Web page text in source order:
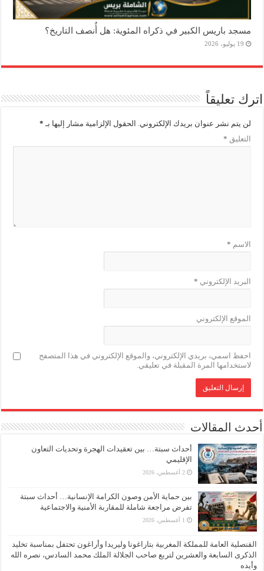
مسجد باريس الكبير في ذكراه المئوية: هل أُنصف التاريخ؟
19 يوليو، 2026
اترك تعليقاً
لن يتم نشر عنوان بريدك الإلكتروني. الحقول الإلزامية مشار إليها بـ *
التعليق *
الاسم *
البريد الإلكتروني *
الموقع الإلكتروني
احفظ اسمي، بريدي الإلكتروني، والموقع الإلكتروني في هذا المتصفح
لاستخدامها المرة المقبلة في تعليقي.
أحدث المقالات
أحداث سبتة… بين تعقيدات الهجرة وتحديات التعاون
الإقليمي
2 أغسطس، 2026
بين حماية الأمن وصون الكرامة الإنسانية… أحداث سبتة
تفرض مراجعة شاملة للمقاربة الأمنية والاجتماعية
1 أغسطس، 2026
القنصلية العامة للمملكة المغربية بتاراغونا وليريدا وأراغون تحتفل بمناسبة تخليد
الذكرى السابعة والعشرين لتربع صاحب الجلالة الملك محمد السادس، نصره الله
وأيده